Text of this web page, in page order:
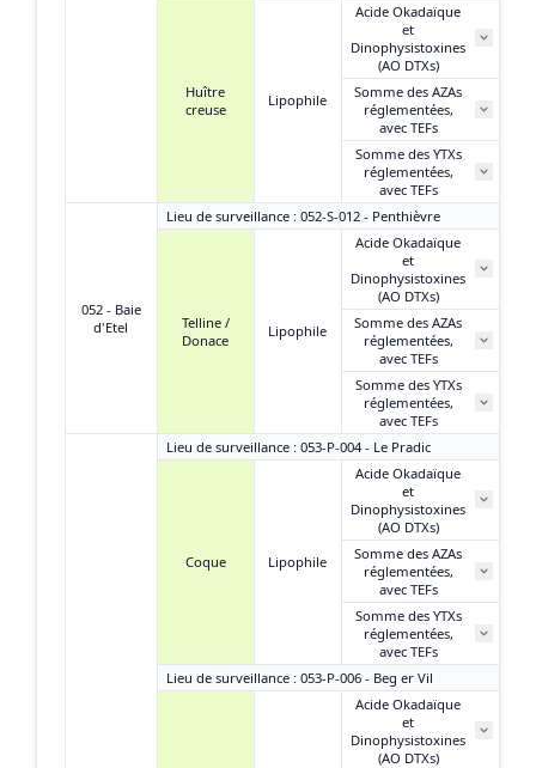
Huître
creuse
Lipophile
Acide Okadaïque
et
Dinophysistoxines
(AO DTXs)
Somme des AZAs
réglementées,
avec TEFs
Somme des YTXs
réglementées,
avec TEFs
052 - Baie
d'Etel
Lieu de surveillance : 052-S-012 - Penthièvre
Telline /
Donace
Lipophile
Acide Okadaïque
et
Dinophysistoxines
(AO DTXs)
Somme des AZAs
réglementées,
avec TEFs
Somme des YTXs
réglementées,
avec TEFs
Lieu de surveillance : 053-P-004 - Le Pradic
Coque Lipophile
Acide Okadaïque
et
Dinophysistoxines
(AO DTXs)
Somme des AZAs
réglementées,
avec TEFs
Somme des YTXs
réglementées,
avec TEFs
Lieu de surveillance : 053-P-006 - Beg er Vil
Acide Okadaïque
et
Dinophysistoxines
(AO DTXs)